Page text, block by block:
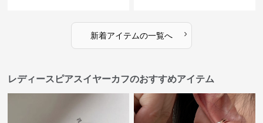
新着アイテムの一覧へ ›
レディースピアスイヤーカフのおすすめアイテム